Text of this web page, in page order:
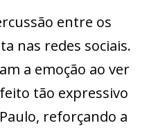
entre os
nas redes sociais.
a emoção ao ver
tão expressivo
reforçando a